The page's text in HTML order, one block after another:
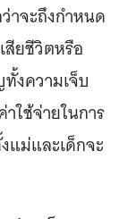
าจะถึงกำหนด
สียชีวิตหรือ
งความเจ็บ
ใช้จ่ายในการ
แม่และเด็กจะ